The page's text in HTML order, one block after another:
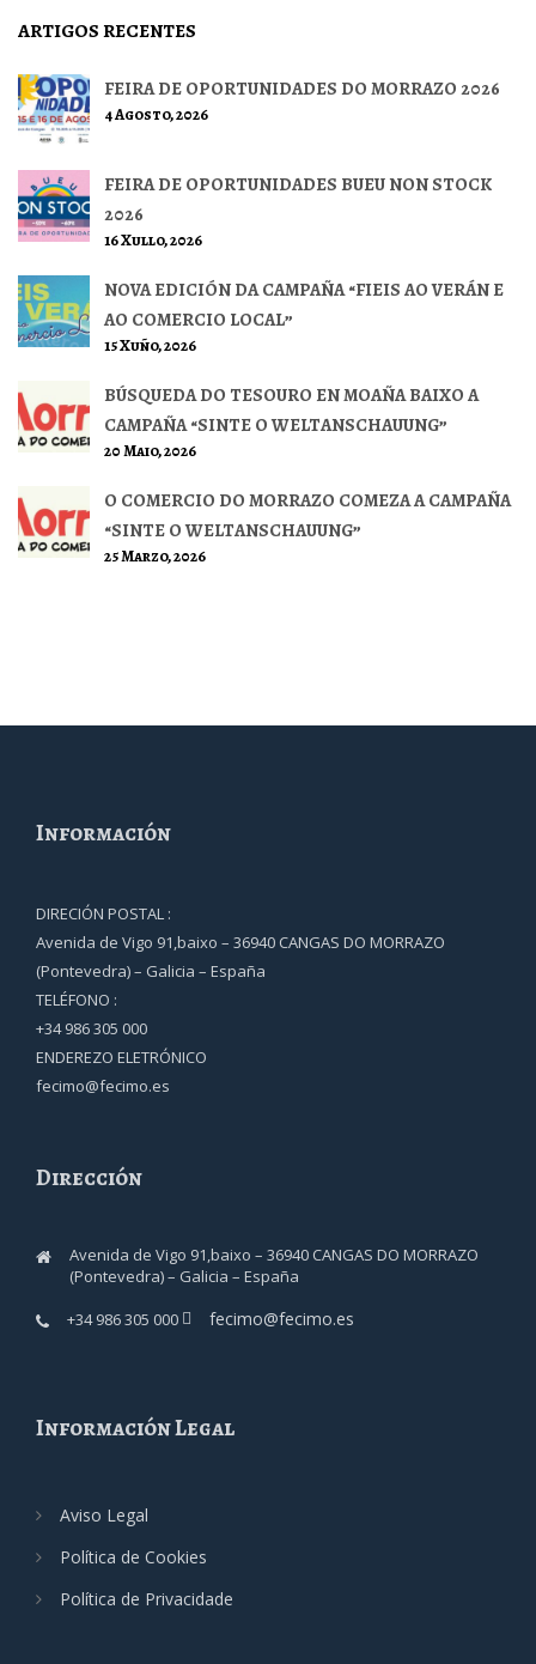
ARTIGOS RECENTES
FEIRA DE OPORTUNIDADES DO MORRAZO 2026
4 Agosto, 2026
FEIRA DE OPORTUNIDADES BUEU NON STOCK
2026
16 Xullo, 2026
NOVA EDICIÓN DA CAMPAÑA “FIEIS AO VERÁN E
AO COMERCIO LOCAL”
15 Xuño, 2026
BÚSQUEDA DO TESOURO EN MOAÑA BAIXO A
CAMPAÑA “SINTE O WELTANSCHAUUNG”
20 Maio, 2026
O COMERCIO DO MORRAZO COMEZA A CAMPAÑA
“SINTE O WELTANSCHAUUNG”
25 Marzo, 2026
Información
DIRECIÓN POSTAL :
Avenida de Vigo 91,baixo – 36940 CANGAS DO MORRAZO
(Pontevedra) – Galicia – España
TELÉFONO :
+34 986 305 000
ENDEREZO ELETRÓNICO
fecimo@fecimo.es
Dirección
Avenida de Vigo 91,baixo – 36940 CANGAS DO MORRAZO
(Pontevedra) – Galicia – España
+34 986 305 000
fecimo@fecimo.es
Información Legal
Aviso Legal
Política de Cookies
Política de Privacidade